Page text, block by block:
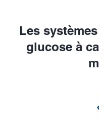
Les
glucose à